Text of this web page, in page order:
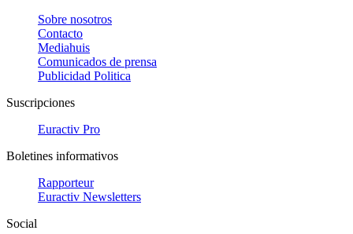
Sobre nosotros
Contacto
Mediahuis
Comunicados de prensa
Publicidad Politica
Suscripciones
Euractiv Pro
Boletines informativos
Rapporteur
Euractiv Newsletters
Social